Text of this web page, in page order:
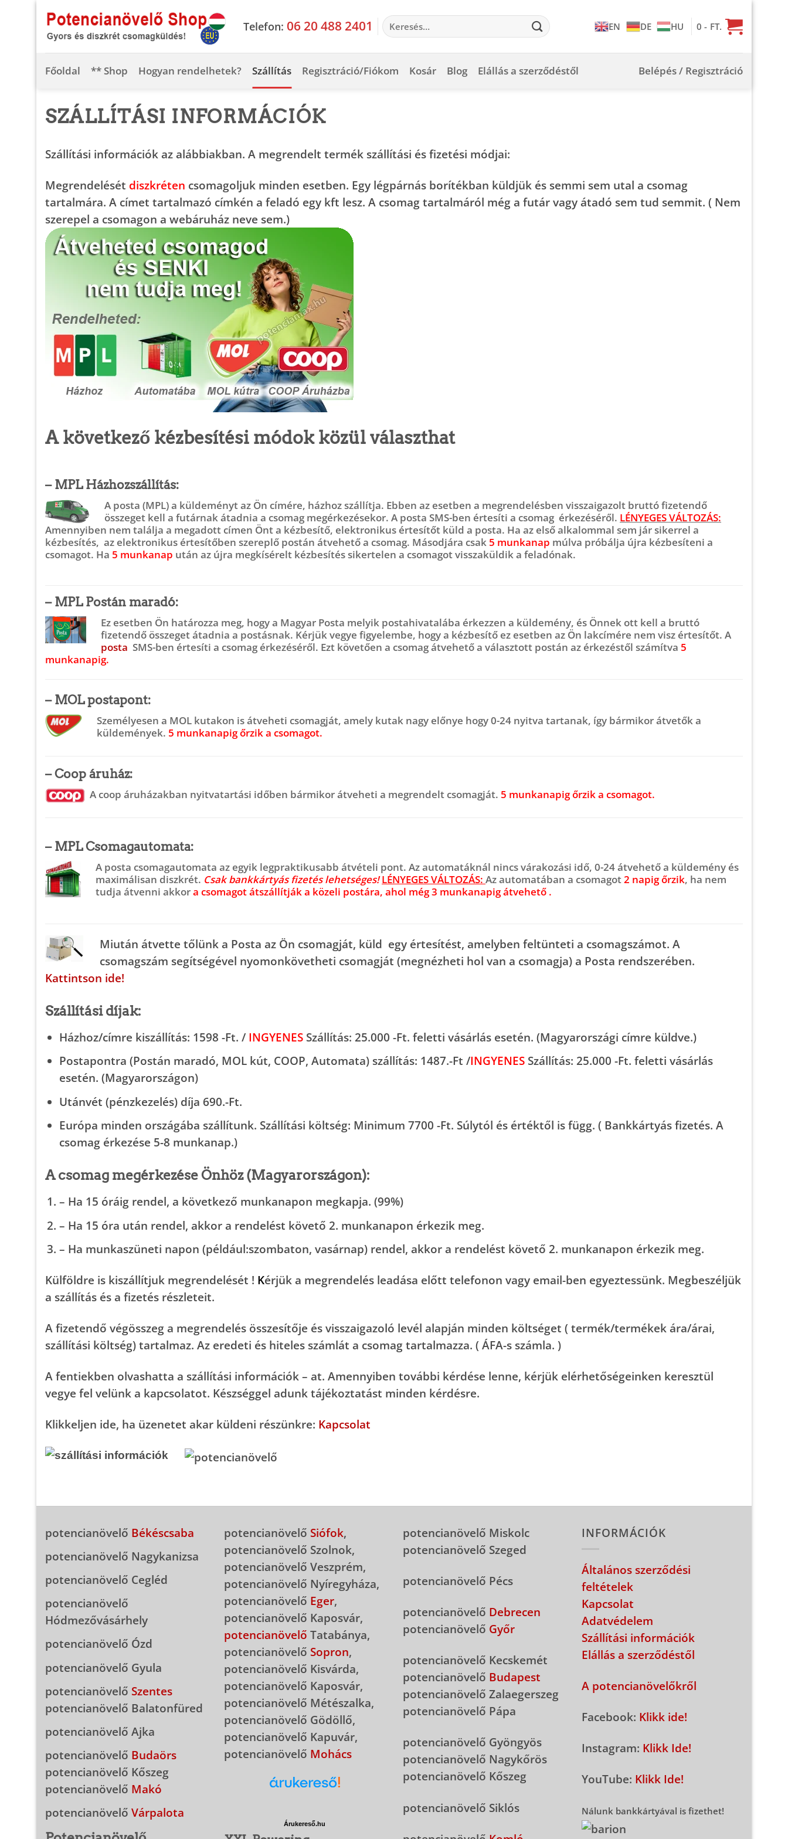
to
content
Telefon: 06 20 488 2401
Keresés
a
EN DE HU 0- FT.
Főoldal ** Shop Hogyan rendelhetek? Szállítás Regisztráció/Fiókom Kosár Blog Elállás a szerződéstől Belépés / Regisztráció
SZÁLLÍTÁSI INFORMÁCIÓK
Szállítási információk az alábbiakban. A megrendelt termék szállítási és fizetési módjai:
Megrendelését diszkréten csomagoljuk minden esetben. Egy légpárnás borítékban küldjük és semmi sem utal a csomag
tartalmára. A címet tartalmazó címkén a feladó egy kft lesz. A csomag tartalmáról még a futár vagy átadó sem tud semmit. ( Nem
szerepel a csomagon a webáruház neve sem.)
A következő kézbesítési módok közül választhat
– MPL Házhozszállítás:
A posta (MPL) a küldeményt az Ön címére, házhoz szállítja. Ebben az esetben a megrendelésben visszaigazolt bruttó fizetendő
összeget kell a futárnak átadnia a csomag megérkezésekor. A posta SMS-ben értesíti a csomag érkezéséről. LÉNYEGES VÁLTOZÁS:
Amennyiben nem találja a megadott címen Önt a kézbesítő, elektronikus értesítőt küld a posta. Ha az első alkalommal sem jár sikerrel a
kézbesítés, az elektronikus értesítőben szereplő postán átvehető a csomag. Másodjára csak 5 munkanap múlva próbálja újra kézbesíteni a
csomagot. Ha 5 munkanap után az újra megkísérelt kézbesítés sikertelen a csomagot visszaküldik a feladónak.
– MPL Postán maradó:
Ez esetben Ön határozza meg, hogy a Magyar Posta melyik postahivatalába érkezzen a küldemény, és Önnek ott kell a bruttó
fizetendő összeget átadnia a postásnak. Kérjük vegye figyelembe, hogy a kézbesítő ez esetben az Ön lakcímére nem visz értesítőt. A
posta SMS-ben értesíti a csomag érkezéséről. Ezt követően a csomag átvehető a választott postán az érkezéstől számítva 5
munkanapig.
– MOL postapont:
Személyesen a MOL kutakon is átveheti csomagját, amely kutak nagy előnye hogy 0-24 nyitva tartanak, így bármikor átvetők a
küldemények. 5 munkanapig őrzik a csomagot.
– Coop áruház:
A coop áruházakban nyitvatartási időben bármikor átveheti a megrendelt csomagját. 5 munkanapig őrzik a csomagot.
– MPL Csomagautomata:
A posta csomagautomata az egyik legpraktikusabb átvételi pont. Az automatáknál nincs várakozási idő, 0-24 átvehető a küldemény és
maximálisan diszkrét. Csak bankkártyás fizetés lehetséges! LÉNYEGES VÁLTOZÁS:Az automatában a csomagot2 napig őrzik, ha nem
tudja átvenni akkora csomagot átszállítják a közeli postára, ahol még 3 munkanapig átvehető .
Miután átvette tőlünk a Posta az Ön csomagját, küld egy értesítést, amelyben feltünteti a csomagszámot. A
csomagszám segítségével nyomonkövetheti csomagját (megnézheti hol van a csomagja) a Posta rendszerében.
Kattintson ide!
Szállítási díjak:
Házhoz/címre kiszállítás: 1598 -Ft. / INGYENES Szállítás: 25.000 -Ft. feletti vásárlás esetén. (Magyarországi címre küldve.)
Postapontra (Postán maradó, MOL kút, COOP, Automata) szállítás: 1487.-Ft /INGYENES Szállítás: 25.000 -Ft. feletti vásárlás
esetén. (Magyarországon)
Utánvét (pénzkezelés) díja 690.-Ft.
Európa minden országába szállítunk. Szállítási költség: Minimum7700 -Ft. Súlytól és értéktől is függ.( Bankkártyás fizetés. A
csomag érkezése 5-8 munkanap.)
A csomag megérkezése Önhöz(Magyarországon):
– Ha 15 óráig rendel, a következő munkanapon megkapja. (99%)
– Ha 15 óra után rendel, akkor a rendelést követő 2. munkanapon érkezik meg.
– Ha munkaszüneti napon (például:szombaton, vasárnap) rendel, akkor a rendelést követő 2. munkanapon érkezik meg.
Külföldre is kiszállítjuk megrendelését ! Kérjük a megrendelés leadása előtt telefonon vagy email-ben egyeztessünk. Megbeszéljük
a szállítás és a fizetés részleteit.
A fizetendő végösszeg a megrendelés összesítője és visszaigazoló levél alapján minden költséget ( termék/termékek ára/árai,
szállítási költség) tartalmaz. Az eredeti és hiteles számlát a csomag tartalmazza. ( ÁFA-s számla. )
A fentiekben olvashatta a szállítási információk – at. Amennyiben további kérdése lenne, kérjük elérhetőségeinken keresztül
vegye fel velünk a kapcsolatot. Készséggel adunk tájékoztatást minden kérdésre.
Klikkeljen ide, ha üzenetet akar küldeni részünkre: Kapcsolat
potencianövelő Békéscsaba
potencianövelő Nagykanizsa
potencianövelő Cegléd
potencianövelő
Hódmezővásárhely
potencianövelő Ózd
potencianövelő Gyula
potencianövelő Szentes
potencianövelő Balatonfüred
potencianövelő Ajka
potencianövelő Budaörs
potencianövelő Kőszeg
potencianövelő Makó
potencianövelő Várpalota
potencianövelő Siófok,
potencianövelő Szolnok,
potencianövelő Veszprém,
potencianövelő Nyíregyháza,
potencianövelő Eger,
potencianövelő Kaposvár,
potencianövelő Tatabánya,
potencianövelő Sopron,
potencianövelő Kisvárda,
potencianövelő Kaposvár,
potencianövelő Métészalka,
potencianövelő Gödöllő,
potencianövelő Kapuvár,
potencianövelő Mohács
Árukereső.hu
potencianövelő Miskolc
potencianövelő Szeged
potencianövelő Pécs
potencianövelő Debrecen
potencianövelő Győr
potencianövelő Kecskemét
potencianövelő Budapest
potencianövelő Zalaegerszeg
potencianövelő Pápa
potencianövelő Gyöngyös
potencianövelő Nagykőrös
potencianövelő Kőszeg
potencianövelő Siklós
INFORMÁCIÓK
Általános szerződési
feltételek
Kapcsolat
Adatvédelem
Szállítási információk
Elállás a szerződéstől
A potencianövelőkről
Facebook: Klikk ide!
Instagram: Klikk Ide!
YouTube: Klikk Ide!
Nálunk bankkártyával is fizethet!